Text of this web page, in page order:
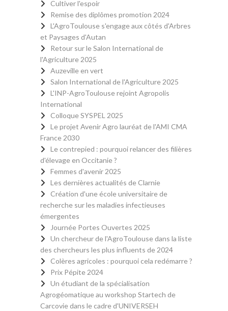
Cultiver l'espoir
Remise des diplômes promotion 2024
L'AgroToulouse s'engage aux côtés d'Arbres
et Paysages d'Autan
Retour sur le Salon International de
l'Agriculture 2025
Auzeville en vert
Salon International de l'Agriculture 2025
L'INP-AgroToulouse rejoint Agropolis
International
Colloque SYSPEL 2025
Le projet Avenir Agro lauréat de l'AMI CMA
France 2030
Le contrepied : pourquoi relancer des filières
d'élevage en Occitanie ?
Femmes d'avenir 2025
Les dernières actualités de Clarnie
Création d'une école universitaire de
recherche sur les maladies infectieuses
émergentes
Journée Portes Ouvertes 2025
Un chercheur de l'AgroToulouse dans la liste
des chercheurs les plus influents de 2024
Colères agricoles : pourquoi cela redémarre ?
Prix Pépite 2024
Un étudiant de la spécialisation
Agrogéomatique au workshop Startech de
Carcovie dans le cadre d'UNIVERSEH